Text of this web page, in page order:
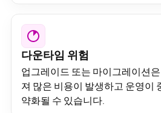
다운타임 위험
업그레이드 또는 마이그레이션
져 많은 비용이 발생하고 운영이
약화될 수 있습니다.